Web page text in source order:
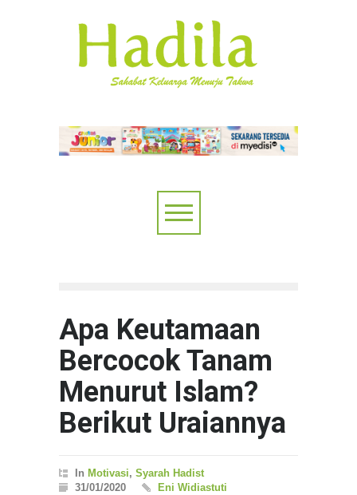
Apa Keutamaan
Bercocok Tanam
Menurut Islam?
Berikut Uraiannya
In Motivasi, Syarah Hadist
31/01/2020
Eni Widiastuti